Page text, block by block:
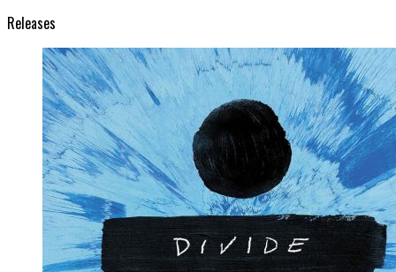
Releases